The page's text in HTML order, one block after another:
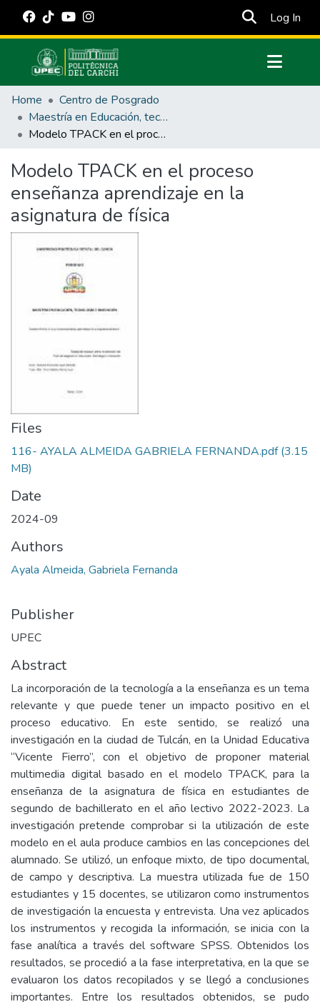
Log In
Communities & Collections
All of DSpace
Statistics
Estadísticas Externas
Manuales
Home
Centro de Posgrado
Maestría en Educación, tecnología e innovación.
Modelo TPACK en el proceso enseñanza aprendizaje en la asignatura de física
Modelo TPACK en el proceso
enseñanza aprendizaje en la
asignatura de física
Files
116- AYALA ALMEIDA GABRIELA FERNANDA.pdf(3.15
MB)
Date
2024-09
Authors
Ayala Almeida, Gabriela Fernanda
Publisher
UPEC
Abstract
La incorporación de la tecnología a la enseñanza es un tema
relevante y que puede tener un impacto positivo en el
proceso educativo. En este sentido, se realizó una
investigación en la ciudad de Tulcán, en la Unidad Educativa
“Vicente Fierro”, con el objetivo de proponer material
multimedia digital basado en el modelo TPACK, para la
enseñanza de la asignatura de física en estudiantes de
segundo de bachillerato en el año lectivo 2022-2023. La
investigación pretende comprobar si la utilización de este
modelo en el aula produce cambios en las concepciones del
alumnado. Se utilizó, un enfoque mixto, de tipo documental,
de campo y descriptiva. La muestra utilizada fue de 150
estudiantes y 15 docentes, se utilizaron como instrumentos
de investigación la encuesta y entrevista. Una vez aplicados
los instrumentos y recogida la información, se inicia con la
fase analítica a través del software SPSS. Obtenidos los
resultados, se procedió a la fase interpretativa, en la que se
evaluaron los datos recopilados y se llegó a conclusiones
importantes. Entre los resultados obtenidos, se pudo